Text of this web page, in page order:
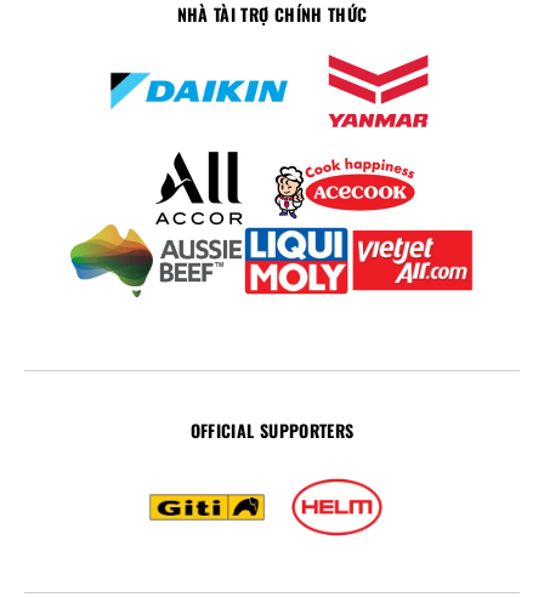
NHÀ TÀI TRỢ CHÍNH THỨC
OFFICIAL SUPPORTERS